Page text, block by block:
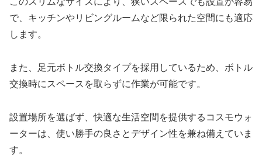
で、キッチンやリビングルームなど限られた空間にも適応
します。
また、足元ボトル交換タイプを採用しているため、ボトル
交換時にスペースを取らずに作業が可能です。
設置場所を選ばず、快適な生活空間を提供するコスモウォ
ーターは、使い勝手の良さとデザイン性を兼ね備えていま
す。